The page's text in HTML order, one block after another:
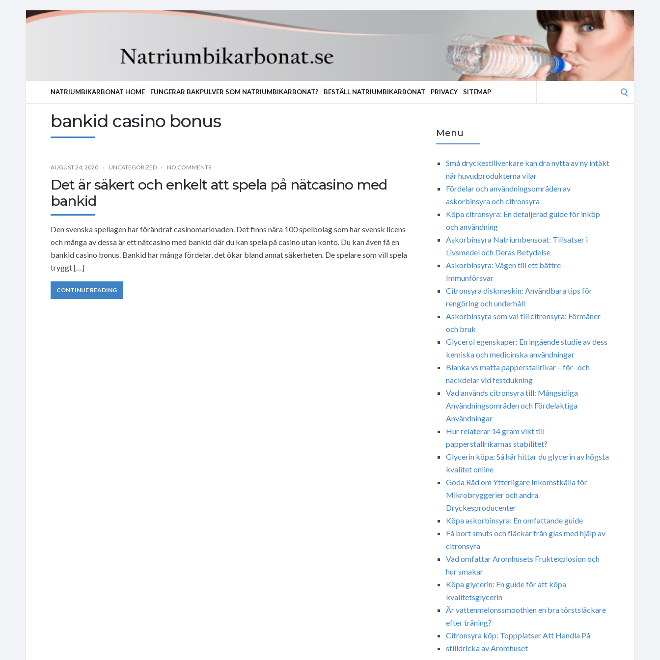
NATRIUMBIKARBONAT HOME FUNGERAR BAKPULVER SOM NATRIUMBIKARBONAT? BESTÄLL NATRIUMBIKARBONAT PRIVACY SITEMAP
bankid casino bonus
AUGUST 24, 2020 UNCATEGORIZED NO COMMENTS
Det är säkert och enkelt att spela på nätcasino med
bankid
Den svenska spellagen har förändrat casinomarknaden. Det finns nära 100 spelbolag som har svensk licens
och många av dessa är ett nätcasino med bankid där du kan spela på casino utan konto. Du kan även få en
bankid casino bonus. Bankid har många fördelar, det ökar bland annat säkerheten. De spelare som vill spela
tryggt […]
CONTINUE READING
Menu
Små dryckestillverkare kan dra nytta av ny intäkt
när huvudprodukterna vilar
Fördelar och användningsområden av
askorbinsyra och citronsyra
Köpa citronsyra: En detaljerad guide för inköp
och användning
Askorbinsyra Natriumbensoat: Tillsatser i
Livsmedel och Deras Betydelse
Askorbinsyra: Vägen till ett bättre
Immunförsvar
Citronsyra diskmaskin: Användbara tips för
rengöring och underhåll
Askorbinsyra som val till citronsyra: Förmåner
och bruk
Glycerol egenskaper: En ingående studie av dess
kemiska och medicinska användningar
Blanka vs matta papperstallrikar – för- och
nackdelar vid festdukning
Vad används citronsyra till: Mångsidiga
Användningsområden och Fördelaktiga
Användningar
Hur relaterar 14 gram vikt till
papperstallrikarnas stabilitet?
Glycerin köpa: Så här hittar du glycerin av högsta
kvalitet online
Goda Råd om Ytterligare Inkomstkälla för
Mikrobryggerier och andra
Dryckesproducenter
Köpa askorbinsyra: En omfattande guide
Få bort smuts och fläckar från glas med hjälp av
citronsyra
Vad omfattar Aromhusets Fruktexplosion och
hur smakar
Köpa glycerin: En guide för att köpa
kvalitetsglycerin
Är vattenmelonssmoothien en bra törstsläckare
efter träning?
Citronsyra köp: Toppplatser Att Handla På
stilldricka av Aromhuset